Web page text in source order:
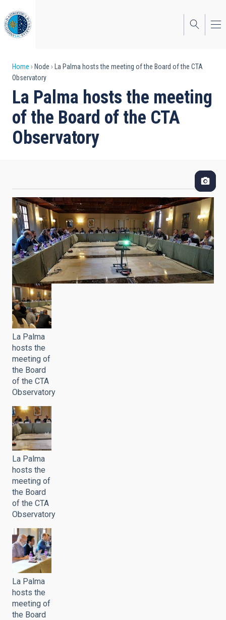
to
main
content
Breadcrumb
Home Node
La Palma hosts the meeting of the Board of the CTA
Observatory
La Palma hosts the meeting
of the Board of the CTA
Observatory
La Palma
hosts the
meeting of
the Board
of the CTA
Observatory
La Palma
hosts the
meeting of
the Board
of the CTA
Observatory
La Palma
hosts the
meeting of
the Board